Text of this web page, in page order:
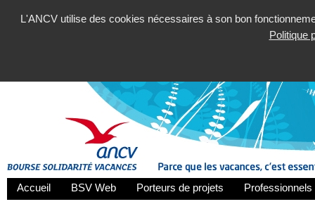
L'ANCV utilise des cookies nécessaires à son bon
Politique
Accueil BSV Web Porteurs de projets